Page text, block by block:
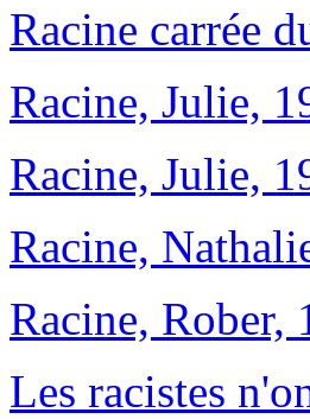
Racine carrée
Racine, Julie,
Racine, Julie,
Racine,
Racine, Rober,
Les racistes